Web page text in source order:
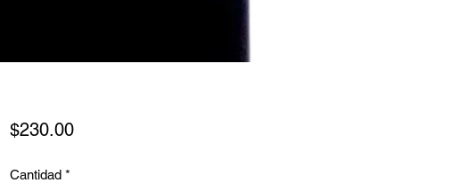
$230.00Precio
Cantidad *